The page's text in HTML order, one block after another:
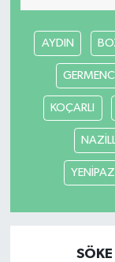
AYDIN
KOÇARLI